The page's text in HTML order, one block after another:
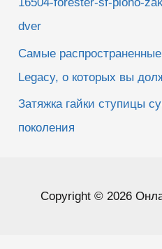
16504-forester-sf-ploho-
dver
Самые
Legacy, о которых вы
Затяжка гайки ступицы
поколения
Copyright © 2026